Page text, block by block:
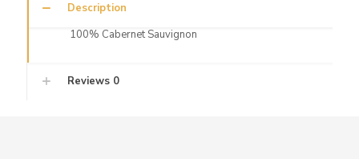
Description
100% Cabernet Sauvignon
Reviews 0